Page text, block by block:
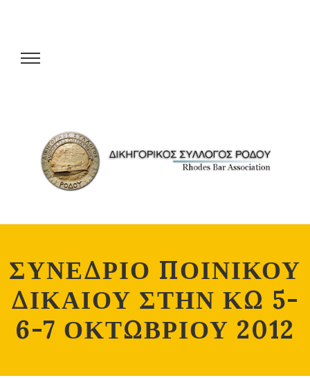
ΣΥΝΕΔΡΙΟ ΠΟΙΝΙΚΟΥ
ΔΙΚΑΙΟΥ ΣΤΗΝ ΚΩ 5-
6-7 ΟΚΤΩΒΡΙΟΥ 2012